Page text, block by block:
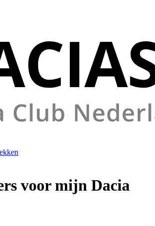
voor mijn Dacia